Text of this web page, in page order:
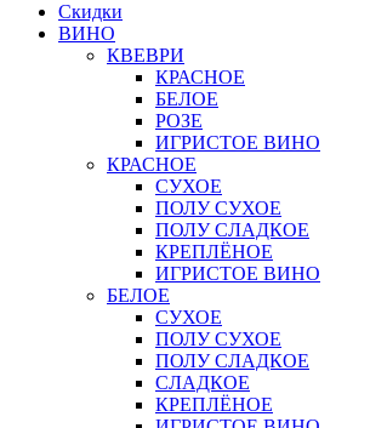
Скидки
ВИНО
КВЕВРИ
КРАСНОЕ
БЕЛОЕ
РОЗЕ
ИГРИСТОЕ ВИНО
КРАСНОЕ
СУХОЕ
ПОЛУ СУХОЕ
ПОЛУ СЛАДКОЕ
КРЕПЛЁНОЕ
ИГРИСТОЕ ВИНО
БЕЛОЕ
СУХОЕ
ПОЛУ СУХОЕ
ПОЛУ СЛАДКОЕ
СЛАДКОЕ
КРЕПЛЁНОЕ